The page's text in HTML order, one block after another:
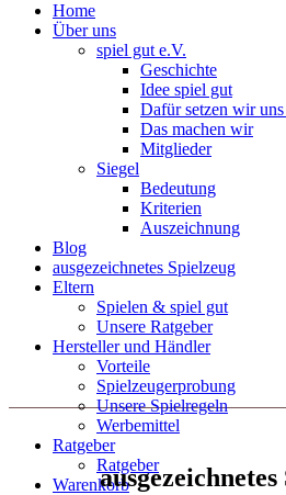
Home
Über uns
spiel gut e.V.
Geschichte
Idee spiel gut
Dafür setzen wir uns
Das machen wir
Mitglieder
Siegel
Bedeutung
Kriterien
Auszeichnung
Blog
ausgezeichnetes Spielzeug
Eltern
Spielen & spiel gut
Unsere Ratgeber
Hersteller und Händler
Vorteile
Spielzeugerprobung
Unsere Spielregeln
Werbemittel
Ratgeber
Ratgeber
Warenkorb